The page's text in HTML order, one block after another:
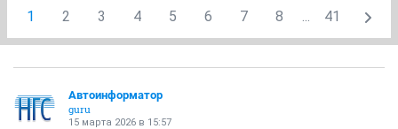
1 2 3 4 5 6 7 8 ... 41
Автоинформатор
guru
15 марта 2026 в 15:57